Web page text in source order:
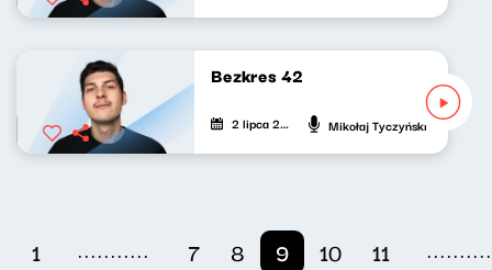
Bezkres 42
2 lipca 2024 Mikołaj Tyczyński
1 ........... 7 8 9 10 11